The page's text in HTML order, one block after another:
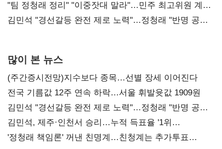
"팀 정청래 정리" "이중잣대 말라"…민주 최고위원 계파
다툼 격화
김민석 "경선갈등 완전 제로 노력"…정청래 "반명 공세
많이 본 뉴스
(주간증시전망)지수보다 종목…선별 장세 이어진다
전국 기름값 12주 연속 하락…서울 휘발윳값 1909원
김민석 "경선갈등 완전 제로 노력"…정청래 "반명 공세
사과부터"
김민석, 제주·인천서 승리…누적 득표율 '1위
탈환'(종합)
'정청래 책임론' 꺼낸 친명계…친청계는 추가투표